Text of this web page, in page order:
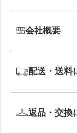
会社概要
配送・送料
返品・交換